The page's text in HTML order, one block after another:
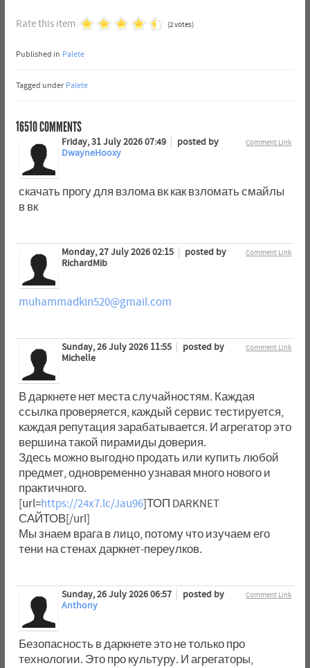
Rate this item (2 votes)
Published in Palete
Tagged under Palete
16510COMMENTS
Comment Link
Friday, 31 July 2026 07:49
posted by
DwayneHooxy
скачать прогу для взлома вк как взломать смайлы
в вк
Comment Link
Monday, 27 July 2026 02:15
posted by
RichardMib
muhammadkin520@gmail.com
Comment Link
Sunday, 26 July 2026 11:55
posted by
Michelle
В даркнете нет места случайностям. Каждая
ссылка проверяется, каждый сервис тестируется,
каждая репутация зарабатывается. И агрегатор это
вершина такой пирамиды доверия.
Здесь можно выгодно продать или купить любой
предмет, одновременно узнавая много нового и
практичного.
[url=https://24x7.lc/Jau96]ТОП DARKNET
САЙТОВ[/url]
Мы знаем врага в лицо, потому что изучаем его
тени на стенах даркнет-переулков.
Comment Link
Sunday, 26 July 2026 06:57
posted by
Anthony
Безопасность в даркнете это не только про
технологии. Это про культуру. И агрегаторы,